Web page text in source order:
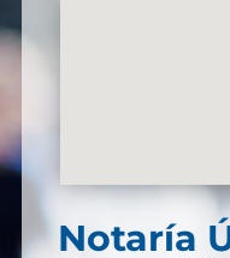
Notaría